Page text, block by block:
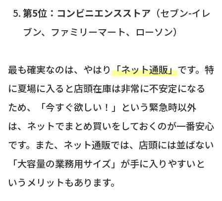
第5位：コンビニエンスストア（セブン-イレ
ブン、ファミリーマート、ローソン）
最も確実なのは、やはり「ネット通販」です。特
に夏場に入ると店頭在庫は非常に不安定になる
ため、「今すぐ欲しい！」という緊急時以外
は、ネットでまとめ買いをしておくのが一番安心
です。また、ネット通販では、店頭には並ばない
「大容量の業務用サイズ」が手に入りやすいと
いうメリットもあります。